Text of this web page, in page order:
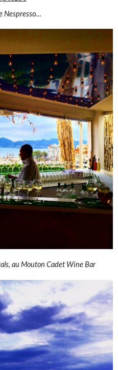
Nespresso…
au Mouton Cadet Wine Bar